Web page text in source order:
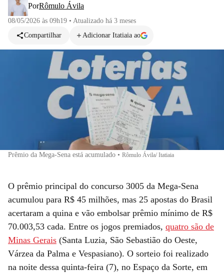
PorRômulo Ávila
08/05/2026 às 09h19 • Atualizado há 3 meses
Compartilhar
Adicionar Itatiaia ao
Prêmio da Mega-Sena está acumulado • Rômulo Ávila/ Itatiaia
O prêmio principal do concurso 3005 da Mega-Sena
acumulou para R$ 45 milhões, mas 25 apostas do Brasil
acertaram a quina e vão embolsar prêmio mínimo de R$
70.003,53 cada. Entre os jogos premiados, quatro são de
Minas Gerais (Santa Luzia, São Sebastião do Oeste,
Várzea da Palma e Vespasiano). O sorteio foi realizado
na noite dessa quinta-feira (7), no Espaço da Sorte, em